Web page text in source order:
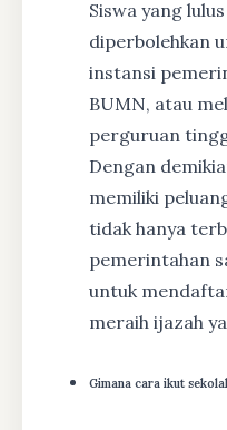
Siswa yang
diperbolehkan
instansi
BUMN, atau
perguruan
Dengan
memiliki
tidak hanya
pemerintahan
untuk
meraih ijazah
Gimana cara ikut